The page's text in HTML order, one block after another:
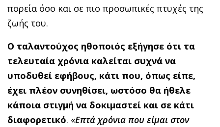
πορεία όσο και σε πιο προσωπικές πτυχές της
ζωής του.
Ο ταλαντούχος ηθοποιός εξήγησε ότι τα
τελευταία χρόνια καλείται συχνά να
υποδυθεί εφήβους, κάτι που, όπως είπε,
έχει πλέον συνηθίσει, ωστόσο θα ήθελε
κάποια στιγμή να δοκιμαστεί και σε κάτι
διαφορετικό. «Επτά χρόνια που είμαι στον